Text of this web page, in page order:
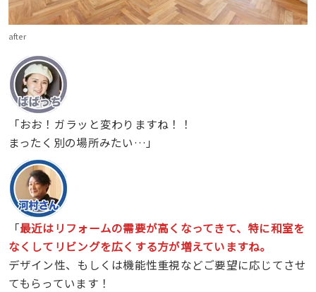
after
「おお！ガラッと変わりますね！！
まったく別の場所みたい…」
「最近はリフォームの需要が高くなってきて、特に和室を
なくしてリビングを広くする方が増えていますね。
デザイン性、もしくは機能性重視などご要望に応じてさせ
てもらっています！